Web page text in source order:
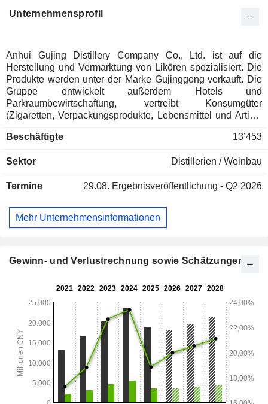
Unternehmensprofil
Anhui Gujing Distillery Company Co., Ltd. ist auf die
Herstellung und Vermarktung von Likören spezialisiert. Die
Produkte werden unter der Marke Gujinggong verkauft. Die
Gruppe entwickelt außerdem Hotels und
Parkraumbewirtschaftung, vertreibt Konsumgüter
(Zigaretten, Verpackungsprodukte, Lebensmittel und Artikel
Bereichen Catering, Werbung, Transport und
Beschäftigte 13’453
Sektor Distillerien / Weinbau
Termine 29.08. Ergebnisveröffentlichung - Q2 2026
Mehr Unternehmensinformationen
Gewinn- und Verlustrechnung sowie Schätzungen